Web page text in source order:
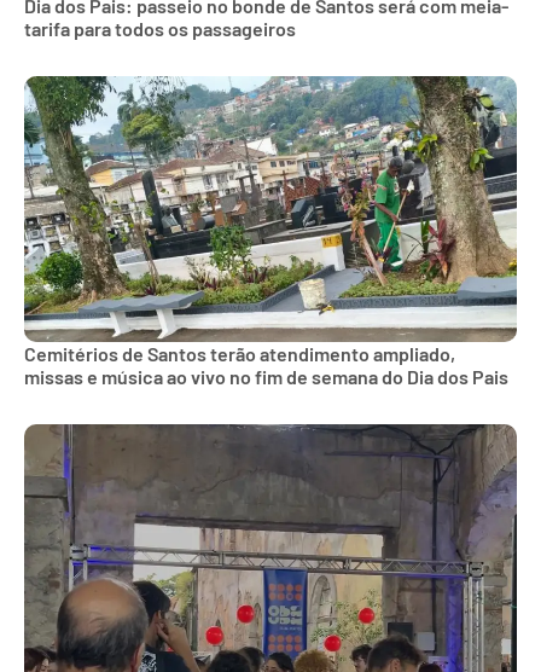
Dia dos Pais: passeio no bonde de Santos será com meia-
tarifa para todos os passageiros
Cemitérios de Santos terão atendimento ampliado,
missas e música ao vivo no fim de semana do Dia dos Pais